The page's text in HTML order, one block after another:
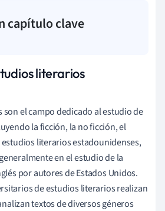
capítulo clave
literarios
el campo dedicado al estudio de
la ficción, la no ficción, el
estudios literarios estadounidenses,
en el estudio de la
por autores de Estados Unidos.
de estudios literarios realizan
textos de diversos géneros